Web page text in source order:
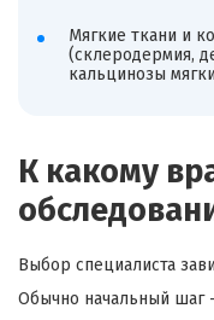
Мягкие ткани и
(склеродермия,
кальцинозы
К какому
Выбор специалиста
Обычно начальный шаг